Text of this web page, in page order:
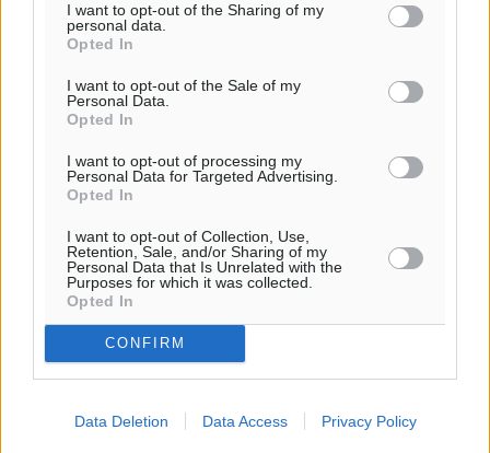
I want to opt-out of the Sharing of my
personal data.
Opted In
I want to opt-out of the Sale of my
Personal Data.
Opted In
I want to opt-out of processing my
Personal Data for Targeted Advertising.
Opted In
I want to opt-out of Collection, Use,
Retention, Sale, and/or Sharing of my
Personal Data that Is Unrelated with the
Purposes for which it was collected.
Opted In
CONFIRM
Data Deletion Data Access Privacy Policy
Β’ Κατηγορία Δωδεκανήσου: Σε Φάνες
Ορίστηκαν τα παιχνίδια της 7ης αγωνιστικής του
δύο ομίλου της Ρόδου και της 5ης αγωνιστικής στον
όμιλο Νήσων. Οι ...
06.12.23, 16:21